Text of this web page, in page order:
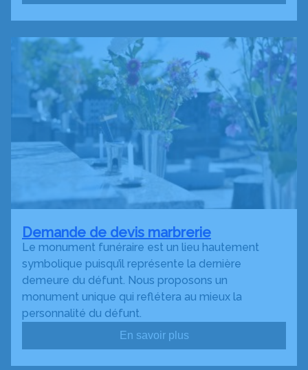
Demande de devis marbrerie
Le monument funéraire est un lieu hautement
symbolique puisqu’il représente la dernière
demeure du défunt. Nous proposons un
monument unique qui reflétera au mieux la
personnalité du défunt.
En savoir plus